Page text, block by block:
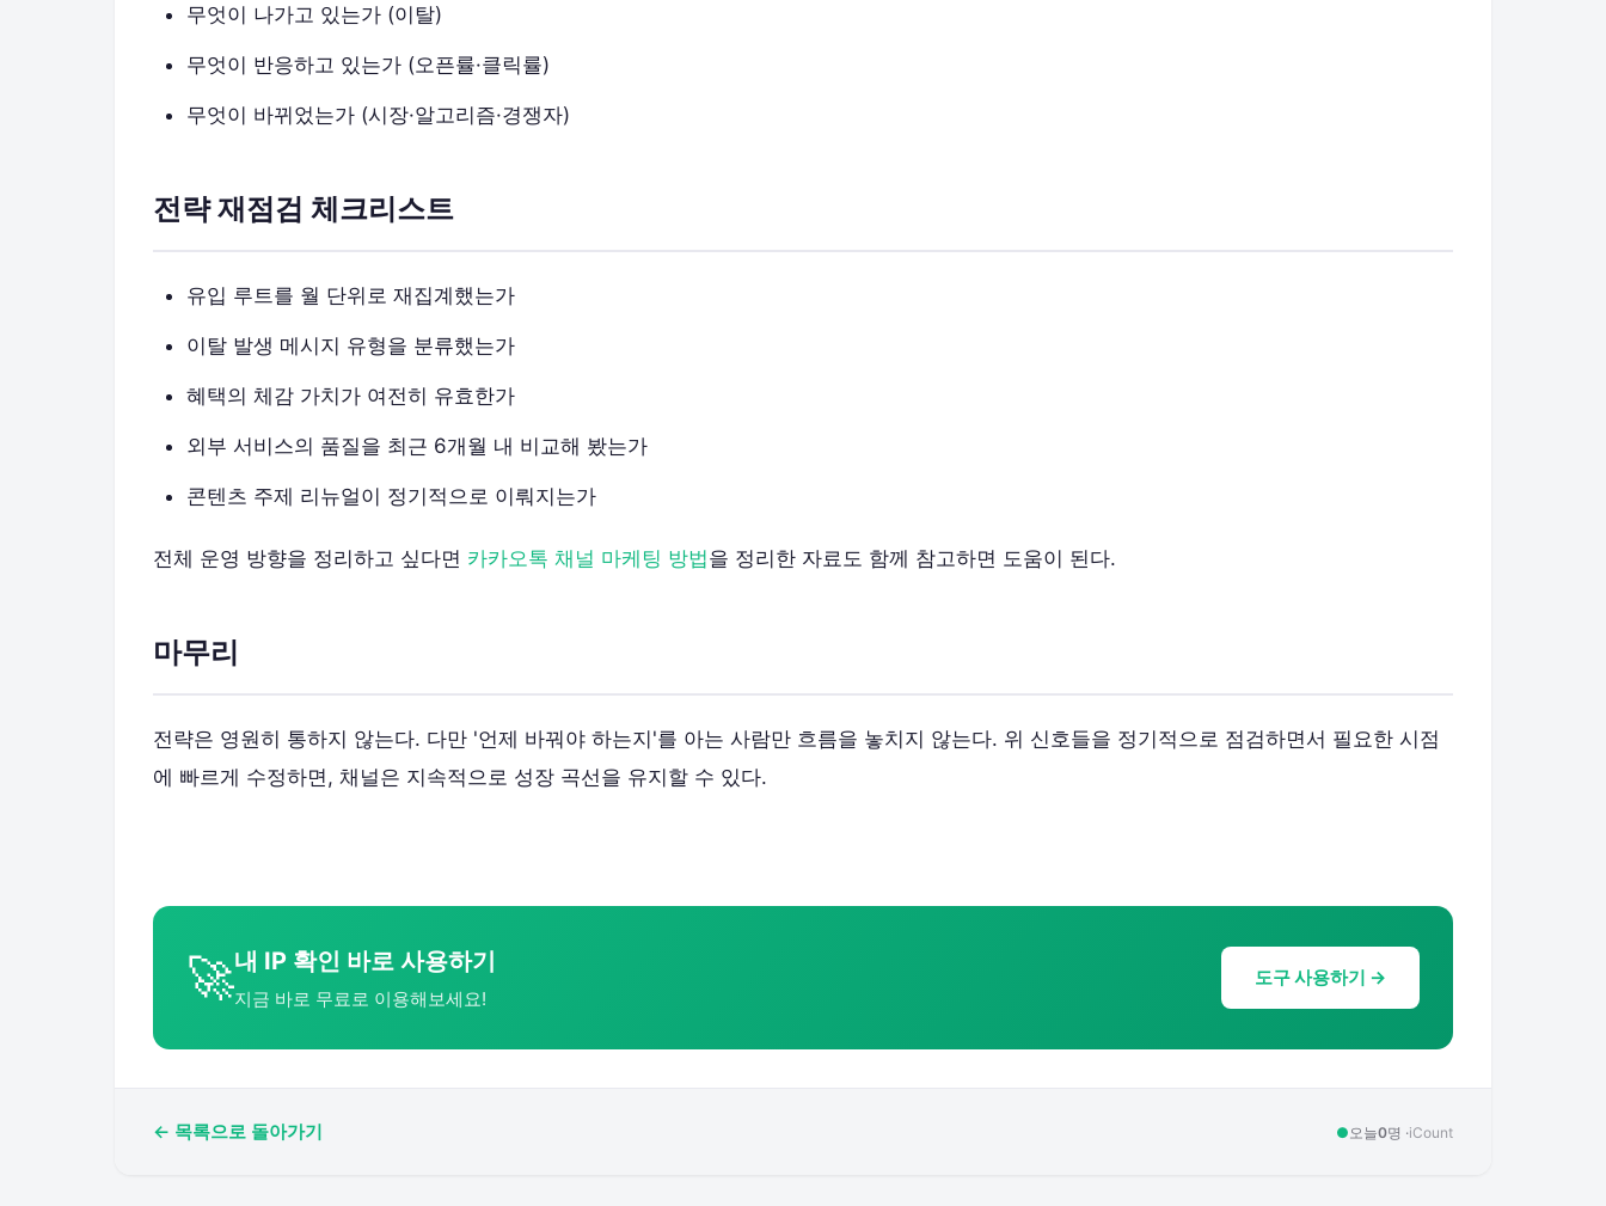
무엇이 나가고 있는가 (이탈)
무엇이 반응하고 있는가 (오픈률·클릭률)
무엇이 바뀌었는가 (시장·알고리즘·경쟁자)
전략 재점검 체크리스트
유입 루트를 월 단위로 재집계했는가
이탈 발생 메시지 유형을 분류했는가
혜택의 체감 가치가 여전히 유효한가
외부 서비스의 품질을 최근 6개월 내 비교해 봤는가
콘텐츠 주제 리뉴얼이 정기적으로 이뤄지는가
전체 운영 방향을 정리하고 싶다면 카카오톡 채널 마케팅 방법을 정리한 자료도 함께 참고하면 도움이 된다.
마무리
전략은 영원히 통하지 않는다. 다만 '언제 바꿔야 하는지'를 아는 사람만 흐름을 놓치지 않는다. 위 신호들을 정기적으로 점검하면서 필요한 시점
에 빠르게 수정하면, 채널은 지속적으로 성장 곡선을 유지할 수 있다.
🚀내 IP 확인 바로 사용하기
지금 바로 무료로 이용해보세요!
도구 사용하기 →
← 목록으로 돌아가기 ● 오늘0명 ·iCount